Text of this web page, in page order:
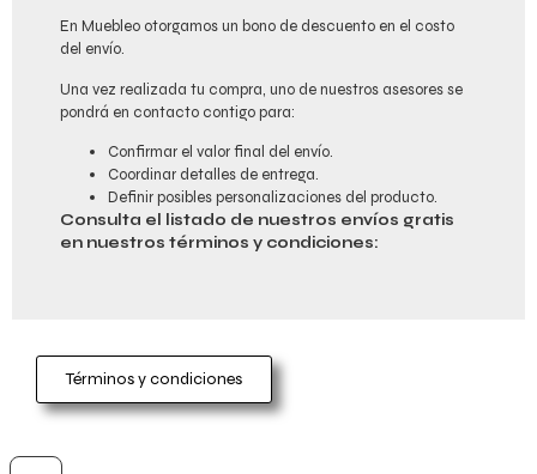
En Muebleo otorgamos un bono de descuento en el costo
del envío.
Una vez realizada tu compra, uno de nuestros asesores se
pondrá en contacto contigo para:
Confirmar el valor final del envío.
Coordinar detalles de entrega.
Definir posibles personalizaciones del producto.
Consulta el listado de nuestros envíos gratis
en nuestros términos y condiciones:
Términos y condiciones